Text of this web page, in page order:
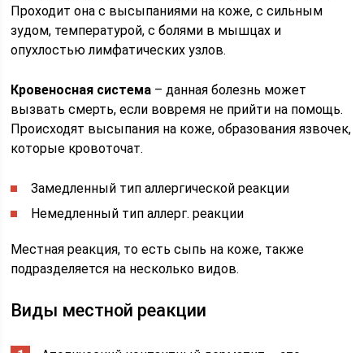
Проходит она с высыпаниями на коже, с сильным
зудом, температурой, с болями в мышцах и
опухлостью лимфатических узлов.
Кровеносная система – данная болезнь может
вызвать смерть, если вовремя не прийти на помощь.
Происходят высыпания на коже, образования язвочек,
которые кровоточат.
Замедленный тип аллергической реакции
Немедленный тип аллерг. реакции
Местная реакция, то есть сыпь на коже, также
подразделяется на несколько видов.
Виды местной реакции